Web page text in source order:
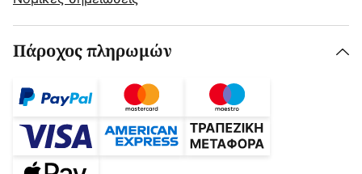
Πάροχος πληρωμών